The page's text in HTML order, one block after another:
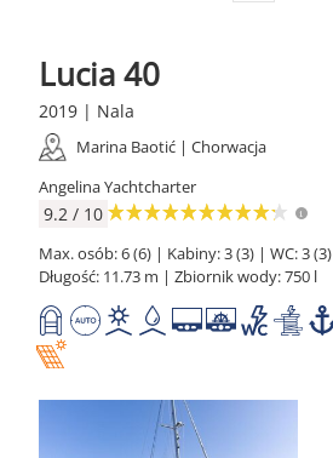
Lucia 40
2019 | Nala
Marina Baotić | Chorwacja
Angelina Yachtcharter
9.2 / 10
Max. osób: 6 (6) | Kabiny: 3 (3) | WC: 3 (3)
Długość: 11.73 m | Zbiornik wody: 750 l